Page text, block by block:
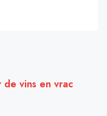
de vins en vrac